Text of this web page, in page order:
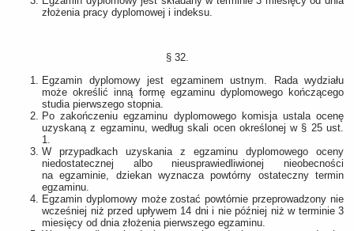
złożenia pracy dyplomowej i indeksu.
§ 32.
Egzamin dyplomowy jest egzaminem ustnym. Rada wydziału
może określić inną formę egzaminu dyplomowego kończącego
studia pierwszego stopnia.
Po zakończeniu egzaminu dyplomowego komisja ustala ocenę
uzyskaną z egzaminu, według skali ocen określonej w § 25 ust.
1.
W przypadkach uzyskania z egzaminu dyplomowego oceny
niedostatecznej albo nieusprawiedliwionej nieobecności
na egzaminie, dziekan wyznacza powtórny ostateczny termin
egzaminu.
Egzamin dyplomowy może zostać powtórnie przeprowadzony nie
wcześniej niż przed upływem 14 dni i nie później niż w terminie 3
miesięcy od dnia złożenia pierwszego egzaminu.